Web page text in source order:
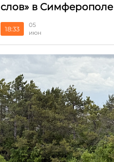
слов» в Симферополе
18:33
05
июн